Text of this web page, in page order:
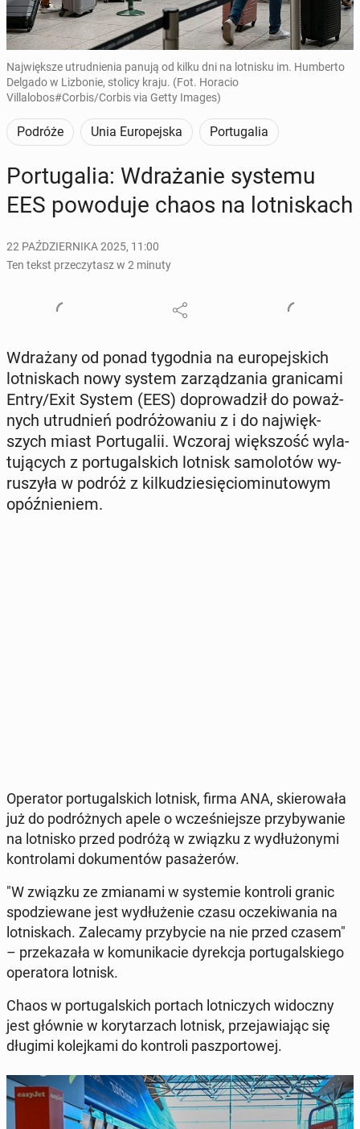
Największe utrudnienia panują od kilku dni na lotnisku im. Humberto
Delgado w Lizbonie, stolicy kraju. (Fot. Horacio
Villalobos#Corbis/Corbis via Getty Images)
Podróże Unia Europejska Portugalia
Por­tu­ga­lia: Wdra­ża­nie systemu
EES po­wo­du­je chaos na lot­ni­skach
22 PAŹDZIERNIKA 2025, 11:00
Ten tekst przeczytasz w 2 minuty
Wdra­ża­ny od ponad ty­go­dnia na eu­ro­pej­skich
lot­ni­skach nowy system za­rzą­dza­nia gra­ni­ca­mi
Entry/Exit System (EES) do­pro­wa­dził do po­waż­
nych utrud­nień po­dró­żo­wa­niu z i do naj­więk­
szych miast Por­tu­ga­lii. Wczoraj więk­szość wy­la­
tu­ją­cych z por­tu­gal­skich lotnisk sa­mo­lo­tów wy­
ru­szy­ła w podróż z kil­ku­dzie­się­cio­mi­nu­to­wym
opóź­nie­niem.
Ope­ra­tor por­tu­gal­skich lotnisk, firma ANA, skie­ro­wa­ła
już do po­dróż­nych apele o wcze­śniej­sze przy­by­wa­nie
na lot­ni­sko przed podróżą w związku z wy­dłu­żo­ny­mi
kon­tro­la­mi do­ku­men­tów pa­sa­że­rów.
"W związku ze zmia­na­mi w sys­te­mie kon­tro­li granic
spo­dzie­wa­ne jest wy­dłu­że­nie czasu ocze­ki­wa­nia na
lot­ni­skach. Za­le­ca­my przy­by­cie na nie przed czasem"
– prze­ka­za­ła w ko­mu­ni­ka­cie dy­rek­cja por­tu­gal­skie­go
ope­ra­to­ra lotnisk.
Chaos w por­tu­gal­skich portach lot­ni­czych wi­docz­ny
jest głównie w ko­ry­ta­rzach lotnisk, prze­ja­wia­jąc się
długimi ko­lej­ka­mi do kon­tro­li pasz­por­to­wej.